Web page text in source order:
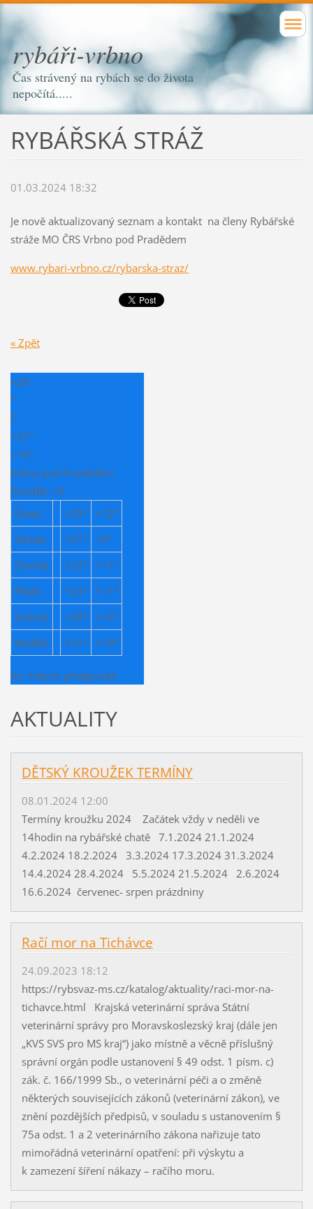
rybáři-vrbno
Čas strávený na rybách se do života
nepočítá.....
RYBÁŘSKÁ STRÁŽ
01.03.2024 18:32
Je nově aktualizovaný seznam a kontakt na členy Rybářské
stráže MO ČRS Vrbno pod Pradědem
www.rybari-vrbno.cz/rybarska-straz/
« Zpět
+26
°
C
+31°
+16°
Vrbno pod Pradědem
Pondělí, 10
Úterý
+25° +12°
Středa
+21° +9°
Čtvrtek
+22° +11°
Pátek
+23° +11°
Sobota
+28° +14°
Neděle
+31° +19°
Viz 7denní předpověď
AKTUALITY
DĚTSKÝ KROUŽEK TERMÍNY
08.01.2024 12:00
Termíny kroužku 2024 Začátek vždy v neděli ve
14hodin na rybářské chatě 7.1.2024 21.1.2024
4.2.2024 18.2.2024 3.3.2024 17.3.2024 31.3.2024
14.4.2024 28.4.2024 5.5.2024 21.5.2024 2.6.2024
16.6.2024 červenec- srpen prázdniny
Račí mor na Tichávce
24.09.2023 18:12
https://rybsvaz-ms.cz/katalog/aktuality/raci-mor-na-
tichavce.html Krajská veterinární správa Státní
veterinární správy pro Moravskoslezský kraj (dále jen
„KVS SVS pro MS kraj“) jako místně a věcně příslušný
správní orgán podle ustanovení § 49 odst. 1 písm. c)
zák. č. 166/1999 Sb., o veterinární péči a o změně
některých souvisejících zákonů (veterinární zákon), ve
znění pozdějších předpisů, v souladu s ustanovením §
75a odst. 1 a 2 veterinárního zákona nařizuje tato
mimořádná veterinární opatření: při výskytu a
k zamezení šíření nákazy – račího moru.